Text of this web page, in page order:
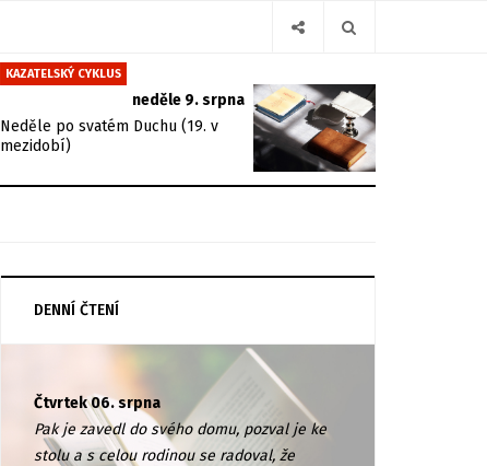
KAZATELSKÝ CYKLUS
neděle 9. srpna
Neděle po svatém Duchu (19. v
mezidobí)
DENNÍ ČTENÍ
Čtvrtek 06. srpna
Pak je zavedl do svého domu, pozval je ke
stolu a s celou rodinou se radoval, že